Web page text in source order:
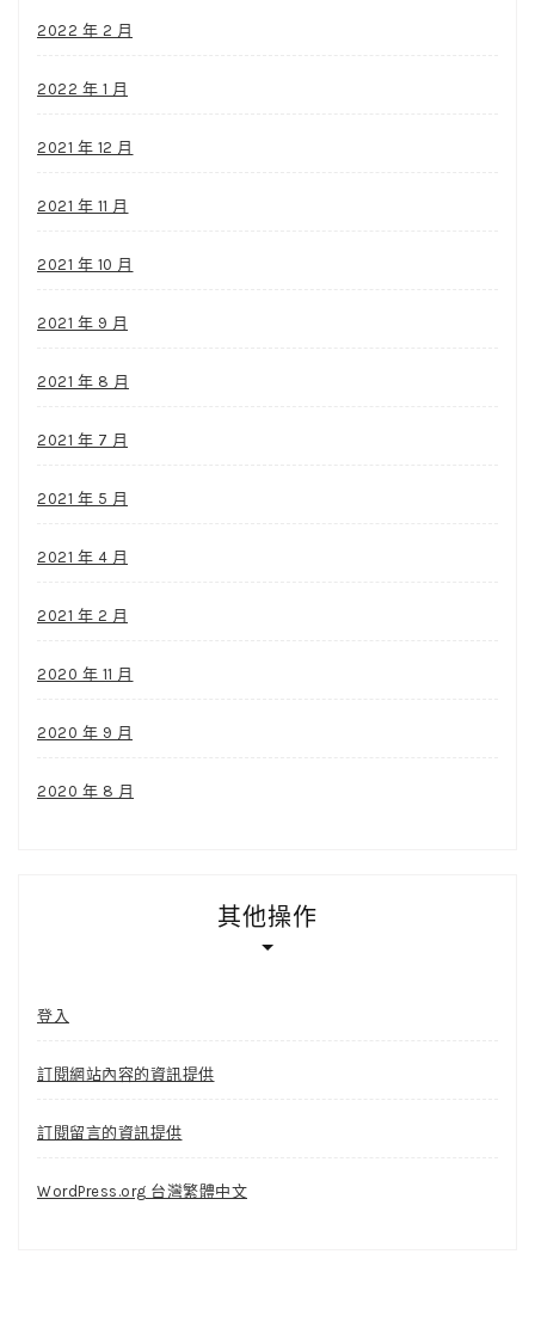
2022 年 2 月
2022 年 1 月
2021 年 12 月
2021 年 11 月
2021 年 10 月
2021 年 9 月
2021 年 8 月
2021 年 7 月
2021 年 5 月
2021 年 4 月
2021 年 2 月
2020 年 11 月
2020 年 9 月
2020 年 8 月
其他操作
登入
訂閱網站內容的資訊提供
訂閱留言的資訊提供
WordPress.org 台灣繁體中文